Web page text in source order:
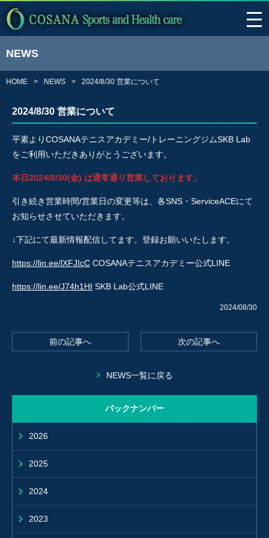
NEWS
HOME NEWS 2024/8/30 営業について
2024/8/30 営業について
平素よりCOSANAテニスアカデミー/トレーニングジムSKB Lab
をご利用いただきありがとうございます。
本日2024/8/30(金) は通常通り営業しております。
引き続き営業時間/営業日の変更等は、各SNS・ServiceACEにて
お知らせさせていただきます。
↓下記にて最新情報配信してます。登録お願いいたします。
https://lin.ee/lXFJIcC COSANAテニスアカデミー公式LINE
https://lin.ee/J74h1HI SKB Lab公式LINE
2024/08/30
前の記事へ 次の記事へ
NEWS一覧に戻る
バックナンバー
2026
2025
2024
2023